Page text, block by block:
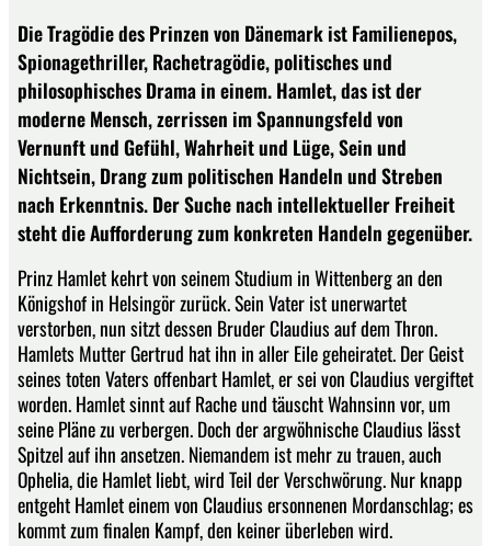
Die Tragödie des Prinzen von Dänemark ist Familienepos,
Spionagethriller, Rachetragödie, politisches und
philosophisches Drama in einem. Hamlet, das ist der
moderne Mensch, zerrissen im Spannungsfeld von
Vernunft und Gefühl, Wahrheit und Lüge, Sein und
Nichtsein, Drang zum politischen Handeln und Streben
nach Erkenntnis. Der Suche nach intellektueller Freiheit
steht die Aufforderung zum konkreten Handeln gegenüber.
Prinz Hamlet kehrt von seinem Studium in Wittenberg an den
Königshof in Helsingör zurück. Sein Vater ist unerwartet
verstorben, nun sitzt dessen Bruder Claudius auf dem Thron.
Hamlets Mutter Gertrud hat ihn in aller Eile geheiratet. Der Geist
seines toten Vaters offenbart Hamlet, er sei von Claudius vergiftet
worden. Hamlet sinnt auf Rache und täuscht Wahnsinn vor, um
seine Pläne zu verbergen. Doch der argwöhnische Claudius lässt
Spitzel auf ihn ansetzen. Niemandem ist mehr zu trauen, auch
Ophelia, die Hamlet liebt, wird Teil der Verschwörung. Nur knapp
entgeht Hamlet einem von Claudius ersonnenen Mordanschlag; es
kommt zum finalen Kampf, den keiner überleben wird.